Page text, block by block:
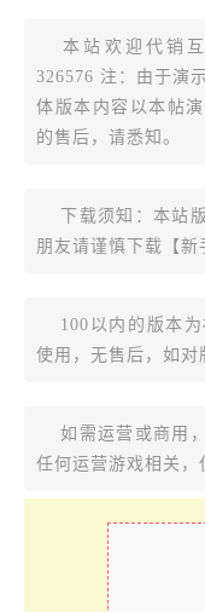
本站欢迎代销
326576 注：由于演
体版本内容以本帖
的售后，请悉知。
下载须知：本站
朋友请谨慎下载【新
100以内的版本
使用，无售后，如对
如需运营或商用
任何运营游戏相关，